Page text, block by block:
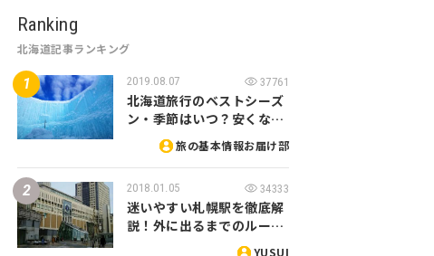
Ranking
北海道記事ランキング
2019.08.07 37761
北海道旅行のベストシーズ
ン・季節はいつ？安くな…
旅の基本情報お届け部
2018.01.05 34333
迷いやすい札幌駅を徹底解
説！外に出るまでのルー…
YUSUI